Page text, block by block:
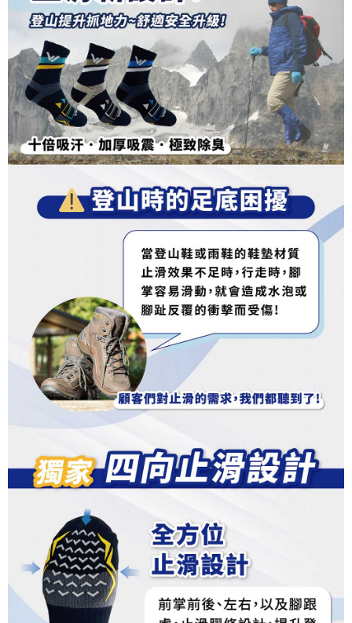
Yuanta Commercial Bank
Bank SinoPac
Bank Komersial E.SUN
DBS Bank
Bank Antarabangsa
Taishin
Bank CTBC
Syarikat Kad Kredit
Rakuten Taiwan
Bank Antarabangsa Taishin
Syarikat Kad Kredit Rakuten
Taiwan
HSBC Bank (Taiwan)
Limited
Hwatai Bank
Union Bank of Taiwan
Far Eastern International
Bank
Yuanta Commercial Bank
Bank SinoPac
Bank Komersial E.SUN
DBS Bank
Bank Antarabangsa
Taishin
Bank CTBC
Syarikat Kad Kredit
Rakuten Taiwan
Hwatai Bank
Union Bank of Taiwan
Far Eastern International Bank
Yuanta Commercial Bank
Bank SinoPac
Bank Komersial E.SUN
DBS Bank
Bank Antarabangsa Taishin
Bank CTBC
Syarikat Kad Kredit Rakuten
Taiwan
OP Pay Later
Deskripsi
[Terma Penggunaan untuk OP Pay Later]
Perkhidmatan ini disediakan oleh Taiwan Mobile dan tersedia untuk
pengguna Taiwan Mobile tanpa memerlukan permohonan tambahan.
Jika anda memilih OP Pay Later sebagai kaedah pembayaran, sistem
akan mengarahkan anda secara automatik ke proses transaksi OP Pay
Later selepas pesanan dibuat. Anda perlu mengesahkan nombor telefon
mudah alih anda, memilih bilangan ansuran, dan menetapkan tarikh
Had kredit yang diluluskan, tempoh ansuran yang tersedia, dan yuran
yang dikenakan adalah tertakluk kepada maklumat yang dinyatakan
pada halaman pengesahan transaksi seterusnya.
Jika transaksi tidak disahkan dalam masa 30 minit selepas pesanan
dibuat, atau jika permohonan gagal dalam proses semakan, pesanan
akan dibatalkan secara automatik. Jika permohonan gagal pada
peringkat "semakan manual", ini bermakna kriteria pemarkahan sistem
tidak dipenuhi; butiran penilaian khusus tidak akan didedahkan.
[Arahan Pembayaran]
Pembayaran ansuran melalui OP Pay Later akan dibilkan secara
berasingan dan tidak termasuk dalam bil telekom anda. SMS peringatan
pembayaran akan dihantar selepas kitaran bil bulanan.
menyelesaikan pembayaran anda melalui salah satu saluran berikut: kod
bar kedai serbaneka, kedai runcit Taiwan Mobile, pemindahan bank,
JKOPay, atau iPASS MONEY.
[Nota Penting]
Perkhidmatan ini disediakan oleh Taiwan Mobile Co., Ltd. (“Syarikat”),
yang membolehkan pelanggan membeli barangan atau perkhidmatan
melalui perkhidmatan ini pada masa transaksi. Hasil daripada pembelian
atau pembayaran ansuran akan dipindahkan oleh peniaga kepada
Syarikat, dan pelanggan hendaklah membuat pembayaran mengikut
perjanjian menggunakan sistem bil Syarikat.
AFTEE
Deskripsi
Pertama, Mengenai Perkhidmatan AFTEE Beli Sekarang Bayar Kemudian
1. Dengan memilih AFTEE sebagai kaedah pembayaran, mesej
pengesahan AFTEE akan muncul.
2. Anda boleh meneruskan pembayaran selepas pengesahan SMS.
3. Tiada bayaran diperlukan apabila pesanan disahkan. Produk akan
dihantar ke alamat yang ditetapkan.
manakala ahli aplikasi akan menerima pemberitahuan tolak aplikasi
AFTEE.
5. Tiada bayaran diperlukan apabila anda menerima produk. Sila buat
pembayaran di empat kedai serbaneka utama, ATM atau perbankan
dalam talian dengan SMS pembayaran atau pemberitahuan tolak aplikasi
Sila ambil perhatian bahawa tempoh pembayaran adalah 14 hari. Walau
bagaimanapun, bagi mereka yang telah memuat turun Aplikasi AFTEE
dan mendaftar sebagai ahli AFTEE boleh menikmati tempoh pembayaran
sehingga 45 hari.
Tempoh pembayaran dikira dari masa kedai meminta pembayaran anda,
ditambah dengan bilangan hari yang boleh dilanjutkan oleh AFTEE. Anda
boleh melanjutkan tempoh pembayaran anda sebelum anda menerima
pesanan. Walau bagaimanapun, tiada jaminan bahawa anda boleh
menerima pesanan anda semasa tempoh pembayaran (cth.: produk
lama untuk dihantar). Oleh itu, anda dikehendaki membuat pembayaran
kepada AFTEE dalam tempoh sama ada anda menerima pesanan.
Kedua, Sekatan Pembayaran
1. Jumlah yang diperakui untuk pengguna kali pertama boleh sehingga
NT$10,000. Amaun diperakui sebenar yang diluluskan akan berdasarkan
keputusan pensijilan dan semakan oleh AFTEE.
2. Amaun perbelanjaan minimum mestilah lebih besar daripada NT$20.
3. Pada masa ini hanya tersedia untuk ahli Taiwan.
Ketiga, Syarat Perkhidmatan
Perkhidmatan AFTEE Beli Sekarang Bayar Kemudian disediakan oleh NP
Taiwan, Inc. dan AFTEE akan membuat bil kepada pengguna. AFTEE
Pemindahan ATM
Pilihan Penghantaran
NT$100/pesanan | Penghantaran percuma untuk pesanan
NT$1,000 atau lebih
NT$100/pesanan | Penghantaran percuma untuk pesanan
7-11取貨付款
NT$100/pesanan | Penghantaran percuma untuk pesanan
NT$1,000 atau lebih
付款後7-11取貨
NT$100/pesanan | Penghantaran percuma untuk pesanan
NT$100/pesanan | Penghantaran percuma untuk pesanan
NT$1,000 atau lebih